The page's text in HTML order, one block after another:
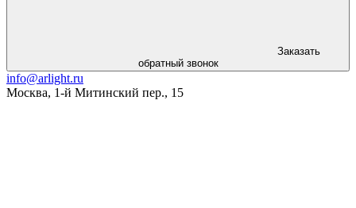
Заказать
обратный звонок
info@arlight.ru
Москва, 1-й Митинский пер., 15